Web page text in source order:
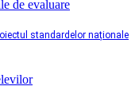
standardelor naționale